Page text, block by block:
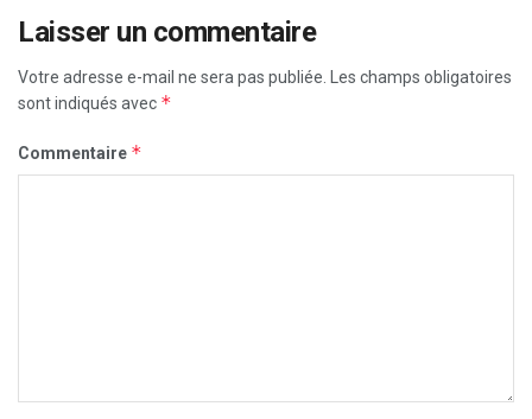
Laisser un commentaire
Votre adresse e-mail ne sera pas publiée. Les champs obligatoires
sont indiqués avec *
Commentaire *